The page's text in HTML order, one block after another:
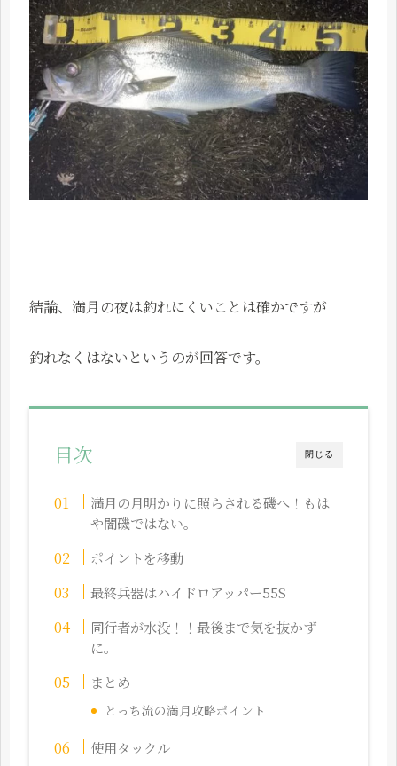
結論、満月の夜は釣れにくいことは確かですが
釣れなくはないというのが回答です。
閉じる
目次
満月の月明かりに照らされる磯へ！もは
や闇磯ではない。
ポイントを移動
最終兵器はハイドロアッパー55S
同行者が水没！！最後まで気を抜かず
に。
まとめ
とっち流の満月攻略ポイント
使用タックル